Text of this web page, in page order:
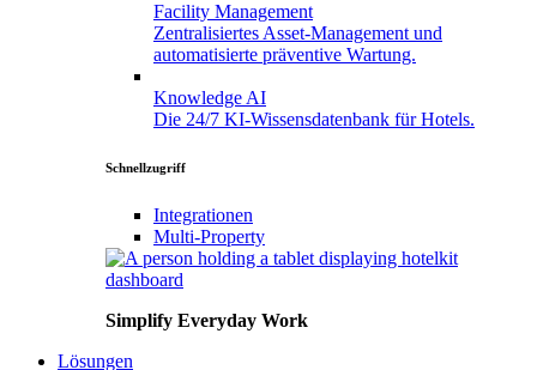
Facility Management
Zentralisiertes Asset-Management und
automatisierte präventive Wartung.
Knowledge AI
Die 24/7 KI-Wissensdatenbank für Hotels.
Schnellzugriff
Integrationen
Multi-Property
Simplify Everyday Work
Lösungen